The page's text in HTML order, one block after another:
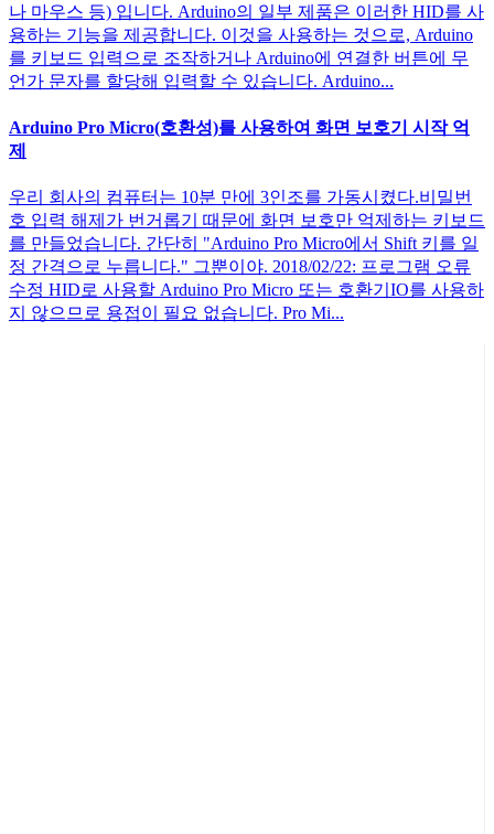
나 마우스 등) 입니다. Arduino의 일부 제품은 이러한 HID를 사
용하는 기능을 제공합니다. 이것을 사용하는 것으로, Arduino
를 키보드 입력으로 조작하거나 Arduino에 연결한 버튼에 무
언가 문자를 할당해 입력할 수 있습니다. Arduino...
Arduino Pro Micro(호환성)를 사용하여 화면 보호기 시작 억
제
우리 회사의 컴퓨터는 10분 만에 3인조를 가동시켰다.비밀번
호 입력 해제가 번거롭기 때문에 화면 보호만 억제하는 키보드
를 만들었습니다. 간단히 "Arduino Pro Micro에서 Shift 키를 일
정 간격으로 누릅니다." 그뿐이야. 2018/02/22: 프로그램 오류
수정 HID로 사용할 Arduino Pro Micro 또는 호환기IO를 사용하
지 않으므로 용접이 필요 없습니다. Pro Mi...